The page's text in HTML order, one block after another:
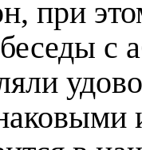
при
с